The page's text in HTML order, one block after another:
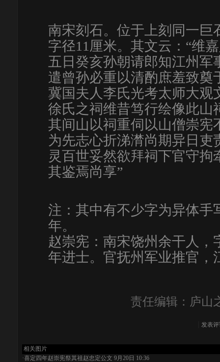
南宋刻石。位于上刻同一巨
字径11厘米。其文云：“维
五日癸亥孙朝请郎知江州
遣曾孙必重以清酌庶羞致
冀国夫人李氏光考太师大观
徐氏之祠维昔笃行绘像此山
其间山以祠重伺以山僧崇
为先志心折涕潸尚期异日
灵百世妥然欲拜祠下官守
其鉴焉尚享”
注：其中有不少字为异体手
年。
赵崇宪：南宋饶州余干人
年进士。官抚州军业推官，
责任编辑：庐山
发表评
相关图片
·喜定四年赵崇宪祭其祖赵忠定公文 9月20日 10:36